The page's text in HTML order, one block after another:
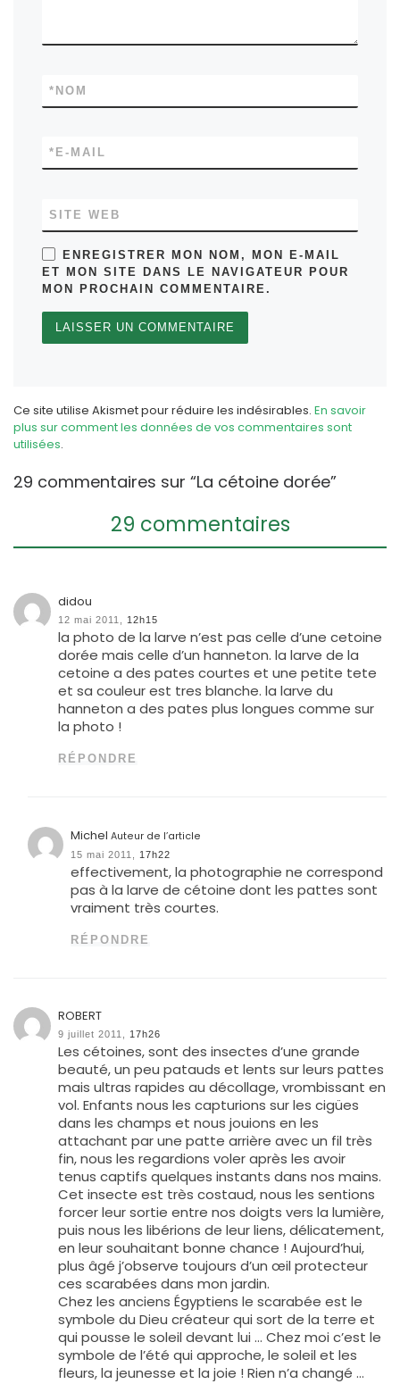
NOM
*
E-MAIL
*
SITE WEB
ENREGISTRER MON NOM, MON E-MAIL
ET MON SITE DANS LE NAVIGATEUR POUR
MON PROCHAIN COMMENTAIRE.
Ce site utilise Akismet pour réduire les indésirables. En savoir
plus sur comment les données de vos commentaires sont
utilisées.
29 commentaires sur “La cétoine dorée”
29 commentaires
didou
12 mai 2011, 12h15
la photo de la larve n’est pas celle d’une cetoine
dorée mais celle d’un hanneton. la larve de la
cetoine a des pates courtes et une petite tete
et sa couleur est tres blanche. la larve du
hanneton a des pates plus longues comme sur
la photo !
RÉPONDRE
MichelAuteur de l’article
15 mai 2011, 17h22
effectivement, la photographie ne correspond
pas à la larve de cétoine dont les pattes sont
vraiment très courtes.
RÉPONDRE
ROBERT
9 juillet 2011, 17h26
Les cétoines, sont des insectes d’une grande
beauté, un peu patauds et lents sur leurs pattes
mais ultras rapides au décollage, vrombissant en
vol. Enfants nous les capturions sur les cigües
dans les champs et nous jouions en les
attachant par une patte arrière avec un fil très
fin, nous les regardions voler après les avoir
tenus captifs quelques instants dans nos mains.
Cet insecte est très costaud, nous les sentions
forcer leur sortie entre nos doigts vers la lumière,
puis nous les libérions de leur liens, délicatement,
en leur souhaitant bonne chance ! Aujourd’hui,
plus âgé j’observe toujours d’un œil protecteur
ces scarabées dans mon jardin.
Chez les anciens Égyptiens le scarabée est le
symbole du Dieu créateur qui sort de la terre et
qui pousse le soleil devant lui … Chez moi c’est le
symbole de l’été qui approche, le soleil et les
fleurs, la jeunesse et la joie ! Rien n’a changé …